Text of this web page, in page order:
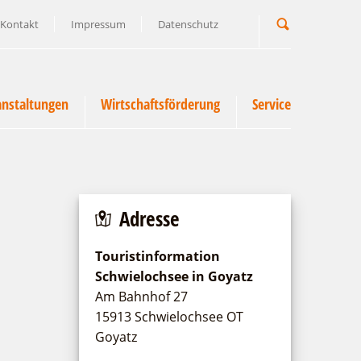
Kontakt Impressum Datenschutz
Wirtschaftsförderung Service
Adresse
Touristinformation
Schwielochsee in Goyatz
Am Bahnhof 27
15913 Schwielochsee OT
Goyatz